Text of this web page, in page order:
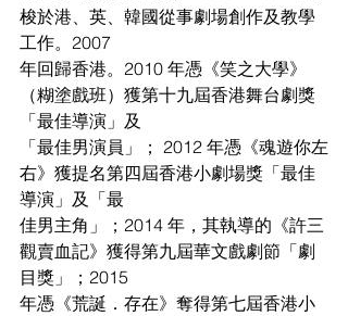
梭於港、英、韓國從事劇場創作及教學
工作。2007
年回歸香港。2010 年憑《笑之大學》
（糊塗戲班）獲第十九屆香港舞台劇獎
「最佳導演」及
「最佳男演員」； 2012 年憑《魂遊你左
右》獲提名第四屆香港小劇場獎「最佳
導演」及「最
佳男主角」；2014 年，其執導的《許三
觀賣血記》獲得第九屆華文戲劇節「劇
目獎」；2015
年憑《荒誕．存在》奪得第七屆香港小